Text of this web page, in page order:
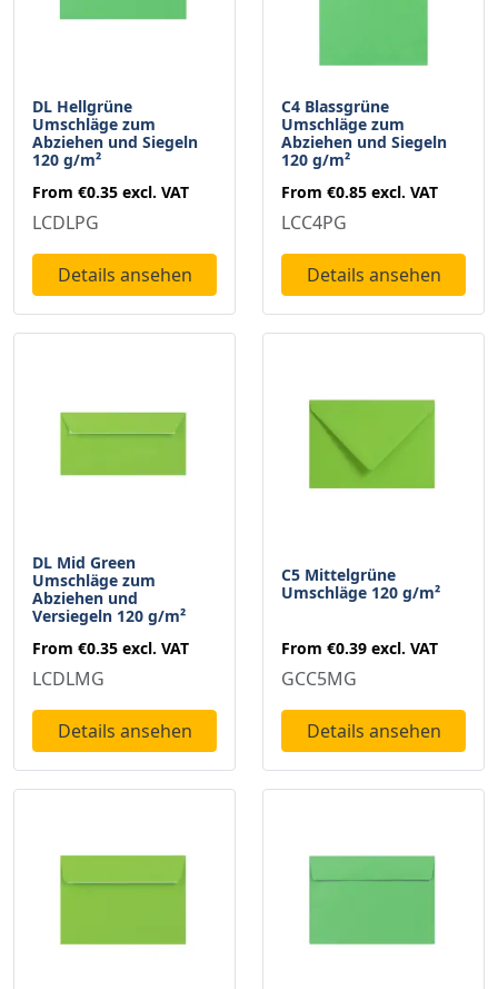
DL Hellgrüne
Umschläge zum
Abziehen und Siegeln
120 g/m²
From €0.35 excl. VAT
LCDLPG
Details ansehen
C4 Blassgrüne
Umschläge zum
Abziehen und Siegeln
120 g/m²
From €0.85 excl. VAT
LCC4PG
Details ansehen
DL Mid Green
Umschläge zum
Abziehen und
Versiegeln 120 g/m²
From €0.35 excl. VAT
LCDLMG
Details ansehen
C5 Mittelgrüne
Umschläge 120 g/m²
From €0.39 excl. VAT
GCC5MG
Details ansehen